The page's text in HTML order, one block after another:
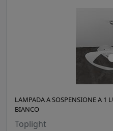
LAMPADA A SOSPENSIONE A 1
BIANCO
Toplight